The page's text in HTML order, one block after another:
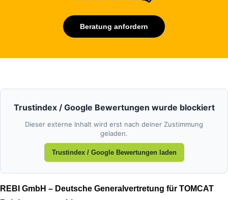
Beratung anfordern
Trustindex / Google Bewertungen wurde blockiert
Dieser externe Inhalt wird erst nach deiner Zustimmung
geladen.
Trustindex / Google Bewertungen laden
REBI GmbH – Deutsche Generalvertretung für TOMCAT